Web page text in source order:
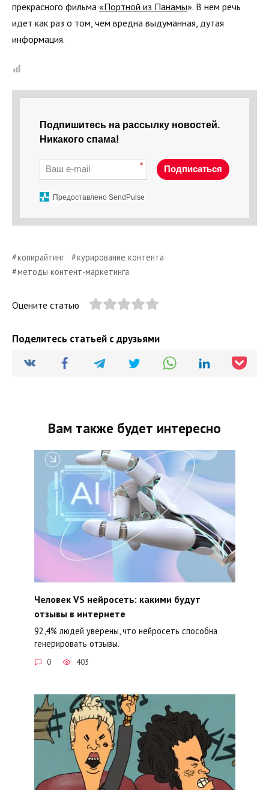
прекрасного фильма «Портной из Панамы». В нем речь
идет как раз о том, чем вредна выдуманная, дутая
информация.
Подпишитесь на рассылку новостей.
Никакого спама!
* Подписаться
Предоставлено SendPulse
копирайтинг
курирование контента
методы контент-маркетинга
Оцените статью
Поделитесь статьей с друзьями
Вам также будет интересно
Человек VS нейросеть: какими будут
отзывы в интернете
92,4% людей уверены, что нейросеть способна
генерировать отзывы.
0 403